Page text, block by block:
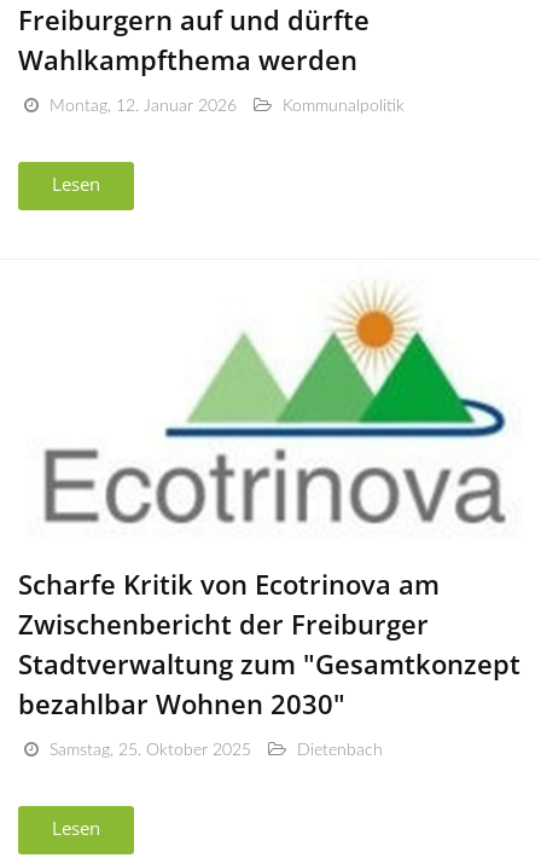
Freiburgern auf und dürfte
Wahlkampfthema werden
Montag, 12. Januar 2026 Kommunalpolitik
Lesen
Scharfe Kritik von Ecotrinova am
Zwischenbericht der Freiburger
Stadtverwaltung zum "Gesamtkonzept
bezahlbar Wohnen 2030"
Samstag, 25. Oktober 2025 Dietenbach
Lesen